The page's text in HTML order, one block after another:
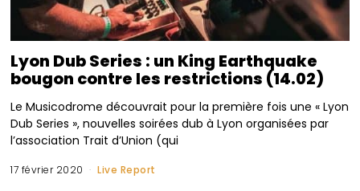
Lyon Dub Series : un King Earthquake
bougon contre les restrictions (14.02)
Le Musicodrome découvrait pour la première fois une « Lyon
Dub Series », nouvelles soirées dub à Lyon organisées par
l’association Trait d’Union (qui
17 février 2020 Live Report